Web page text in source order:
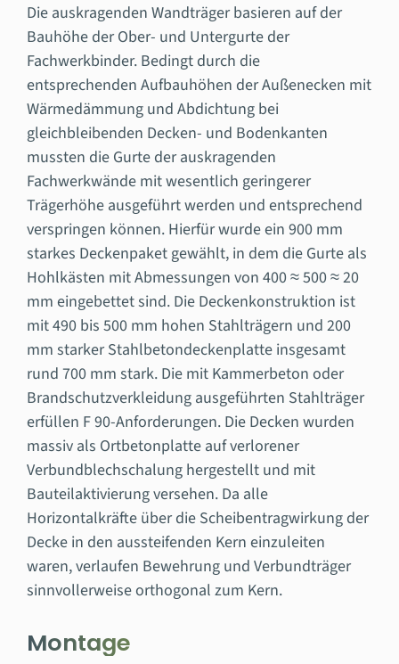
Die auskragenden Wandträger basieren auf der
Bauhöhe der Ober- und Untergurte der
Fachwerkbinder. Bedingt durch die
entsprechenden Aufbauhöhen der Außenecken mit
Wärmedämmung und Abdichtung bei
gleichbleibenden Decken- und Bodenkanten
mussten die Gurte der auskragenden
Fachwerkwände mit wesentlich geringerer
Trägerhöhe ausgeführt werden und entsprechend
verspringen können. Hierfür wurde ein 900 mm
starkes Deckenpaket gewählt, in dem die Gurte als
Hohlkästen mit Abmessungen von 400 ≈ 500 ≈ 20
mm eingebettet sind. Die Deckenkonstruktion ist
mit 490 bis 500 mm hohen Stahlträgern und 200
mm starker Stahlbetondeckenplatte insgesamt
rund 700 mm stark. Die mit Kammerbeton oder
Brandschutzverkleidung ausgeführten Stahlträger
erfüllen F 90-Anforderungen. Die Decken wurden
massiv als Ortbetonplatte auf verlorener
Verbundblechschalung hergestellt und mit
Bauteilaktivierung versehen. Da alle
Horizontalkräfte über die Scheibentragwirkung der
Decke in den aussteifenden Kern einzuleiten
waren, verlaufen Bewehrung und Verbundträger
sinnvollerweise orthogonal zum Kern.
Montage